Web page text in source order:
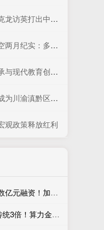
洲老大_法国_英法_英国
稳步推进，探索宇宙奥秘
代教育创新并行
康养休闲旅游目的地
观政策释放红利
汇金配资 中科原动力完成B2轮数亿元融资！加速农业机器人规模化应用
汇巨福配资 AI服务器耗锡量是传统3倍！算力金属涨价背后的真实供需账